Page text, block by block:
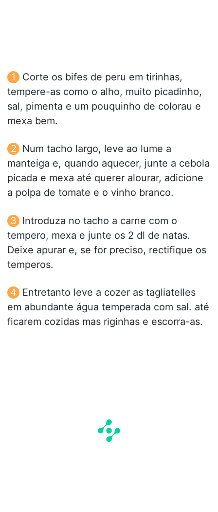
Corte os bifes de peru em tirinhas,
tempere-as como o alho, muito picadinho,
sal, pimenta e um pouquinho de colorau e
mexa bem.
Num tacho largo, leve ao lume a
manteiga e, quando aquecer, junte a cebola
picada e mexa até querer alourar, adicione
a polpa de tomate e o vinho branco.
Introduza no tacho a carne com o
tempero, mexa e junte os 2 dl de natas.
Deixe apurar e, se for preciso, rectifique os
temperos.
Entretanto leve a cozer as tagliatelles
em abundante água temperada com sal. até
ficarem cozidas mas riginhas e escorra-as.